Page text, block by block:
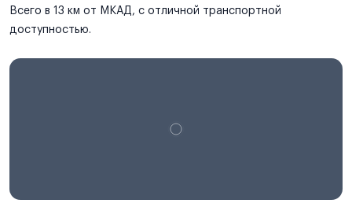
Всего в 13 км от МКАД, с отличной транспортной
доступностью.